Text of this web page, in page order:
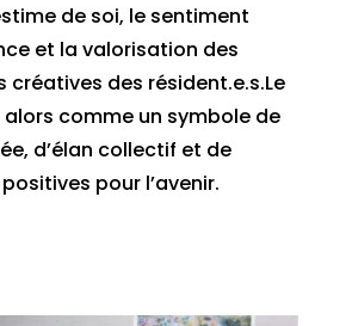
de soi, le sentiment
et la valorisation des
créatives des résident.e.s.Le
comme un symbole de
d’élan collectif et de
pour l’avenir.